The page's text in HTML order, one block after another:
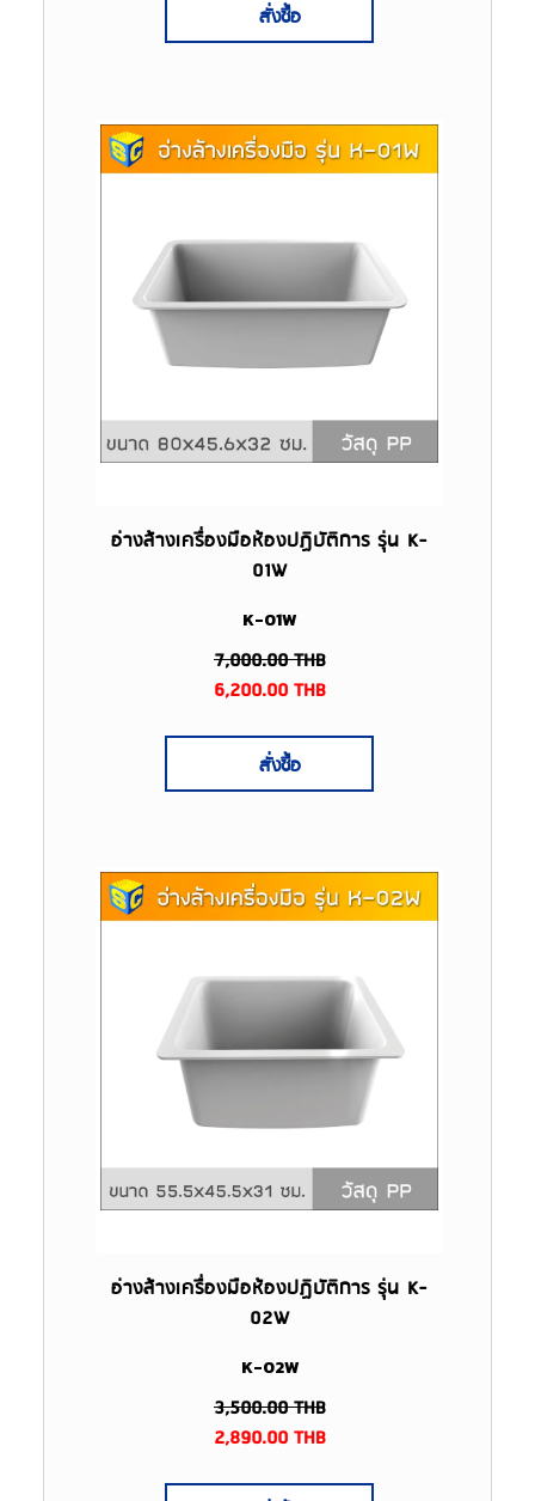
สั่งซื้อ
อ่างล้างเครื่องมือห้องปฏิบัติการ รุ่น K-
01W
K-01W
7,000.00THB
6,200.00THB
สั่งซื้อ
อ่างล้างเครื่องมือห้องปฏิบัติการ รุ่น K-
02W
K-02W
3,500.00THB
2,890.00THB